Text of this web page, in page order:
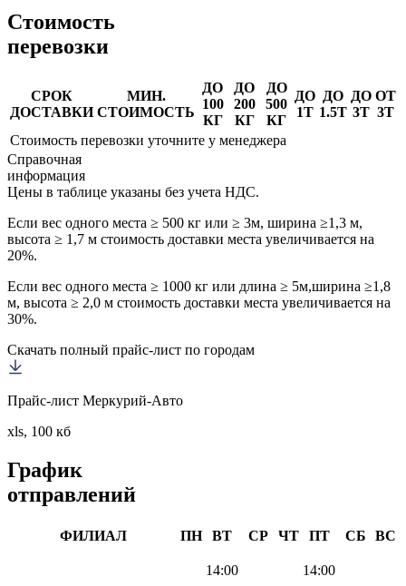
Стоимость
перевозки
СРОК
ДОСТАВКИ
МИН.
СТОИМОСТЬ
ДО
100
КГ
ДО
200
КГ
ДО
500
КГ
ДО
1Т
ДО
1.5Т
ДО
3Т
ОТ
3Т
Стоимость перевозки уточните у менеджера
Справочная
информация
Цены в таблице указаны без учета НДС.
Если вес одного места ≥ 500 кг или ≥ 3м, ширина ≥1,3 м,
высота ≥ 1,7 м стоимость доставки места увеличивается на
20%.
Если вес одного места ≥ 1000 кг или длина ≥ 5м,ширина ≥1,8
м, высота ≥ 2,0 м стоимость доставки места увеличивается на
30%.
Скачать полный прайс-лист по городам
Прайс-лист Меркурий-Авто
xls, 100 кб
График
отправлений
ФИЛИАЛ ПН ВТ СР ЧТ ПТ СБ ВС
14:00
14:00